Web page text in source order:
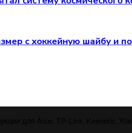
с хоккейную шайбу и